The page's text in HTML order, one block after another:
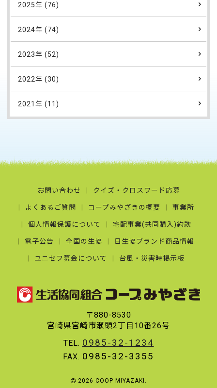
2025年 (76)
2024年 (74)
2023年 (52)
2022年 (30)
2021年 (11)
お問い合わせ クイズ・クロスワード応募
よくあるご質問 コープみやざきの概要 事業所
個人情報保護について 宅配事業(共同購入)約款
電子公告 全国の生協 日生協ブランド商品情報
ユニセフ募金について 台風・災害時掲示板
〒880-8530
宮崎県宮崎市瀬頭2丁目10番26号
TEL. 0985-32-1234
FAX. 0985-32-3355
2026 COOP MIYAZAKI.